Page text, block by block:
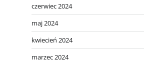
czerwiec 2024
maj 2024
kwiecień 2024
marzec 2024